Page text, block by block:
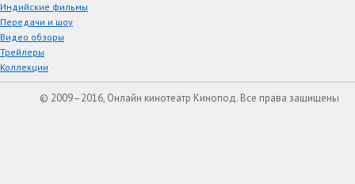
Индийские фильмы
Передачи и шоу
Видео обзоры
Трейлеры
Коллекции
© 2009–2016, Онлайн кинотеатр Кинопод. Все права защищены